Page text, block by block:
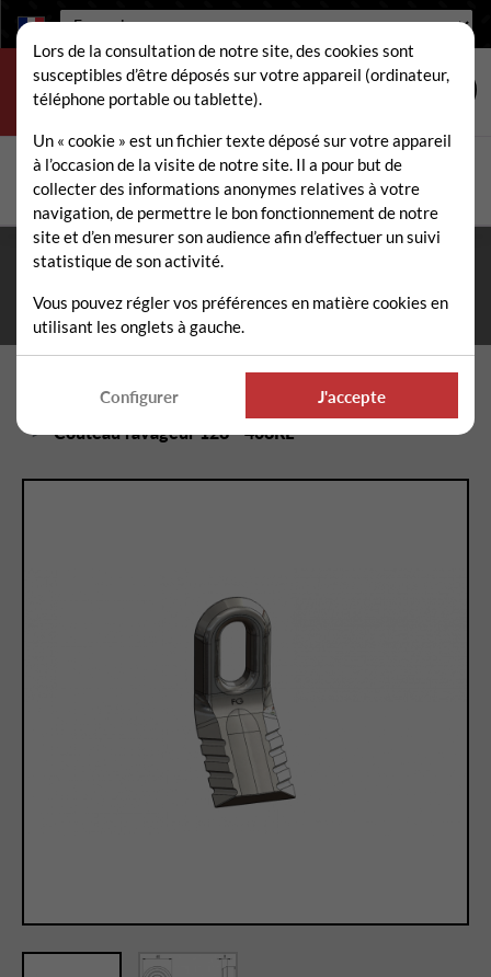
Langue :
Rechercher
Fermeture estivale du 10 au 21 août 2026
téléphonique et administrative assurée durant tout l'été. ☀️
Pièces détachées épareuse / faucheuse
Couteaux fleaux épareuse / faucheuse
Couteau ravageur 128 - 408RL
Lors de la consultation de notre site, des cookies sont
susceptibles d’être déposés sur votre appareil (ordinateur,
téléphone portable ou tablette).
Un « cookie » est un fichier texte déposé sur votre appareil
à l’occasion de la visite de notre site. Il a pour but de
collecter des informations anonymes relatives à votre
navigation, de permettre le bon fonctionnement de notre
site et d’en mesurer son audience afin d’effectuer un suivi
statistique de son activité.
Vous pouvez régler vos préférences en matière cookies en
utilisant les onglets à gauche.
Configurer J'accepte